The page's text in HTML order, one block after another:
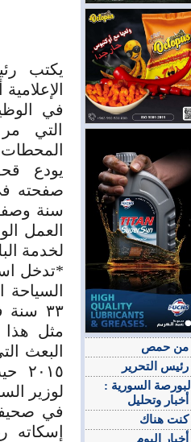
يكتب
في
التي
المحطات
يودع
سنة
العمل
لخدمة
*تدخل
السياحة
٣٣
البعث
لوزير
في
إسكاته
البورصة السورية :
كنت هناك